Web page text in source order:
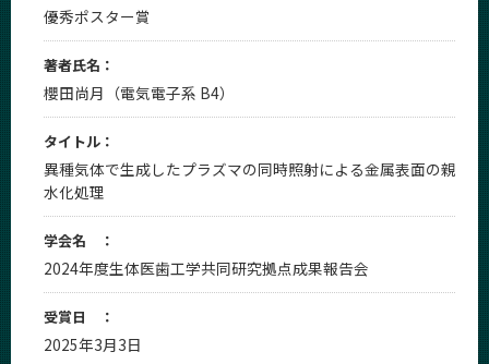
優秀ポスター賞
著者氏名：
櫻田尚月（電気電子系 B4）
タイトル：
異種気体で生成したプラズマの同時照射による金属表面の親
水化処理
学会名 ：
2024年度生体医歯工学共同研究拠点成果報告会
受賞日 ：
2025年3月3日
課程別
イベントカレンダー
サイト構成
学内向け情報